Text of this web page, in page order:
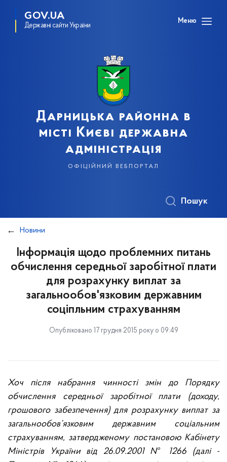
GOV.UA
Державні сайти України
Меню
Дарницька районна в
місті Києві державна
адміністрація
офіційний вебпортал
Пошук
Новини
Інформація щодо проблемних питань
обчислення середньої заробітної плати
для розрахунку виплат за
загальнообов'язковим державним
соціпльним страхуванням
Опубліковано 17 грудня 2015 року о 09:49
Хоч після набрання чинності змін до Порядку
обчислення середньої заробітної плати (доходу,
грошового забезпечення) для розрахунку виплат за
загальнообов’язковим державним соціальним
страхуванням, затвердженому постановою Кабінету
Міністрів України від 26.09.2001 № 1266 (далі -